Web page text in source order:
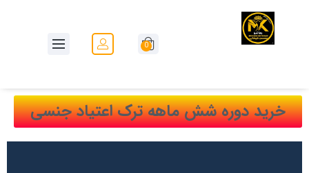
0
خرید دوره شش ماهه ترک اعتیاد جنسی